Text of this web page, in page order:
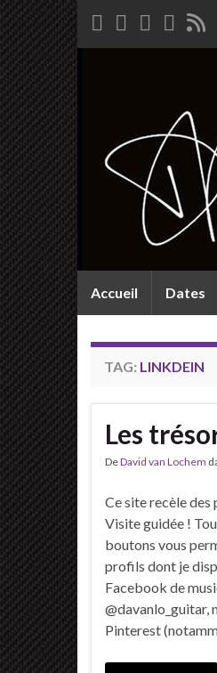
Accueil Dates
TAG: LINKDEIN
Les
DeDavid van Lochem
Ce site recèle
Visite guidée !
boutons vous
profils dont je
Facebook de
@davanlo_guitar,
Pinterest